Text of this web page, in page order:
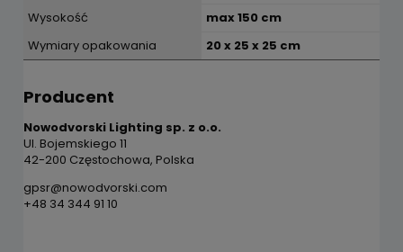
Wysokość
max 150 cm
Wymiary opakowania
20 x 25 x 25 cm
Producent
Nowodvorski Lighting sp. z o.o.
Ul. Bojemskiego 11
42-200 Częstochowa, Polska
gpsr@nowodvorski.com
+48 34 344 91 10